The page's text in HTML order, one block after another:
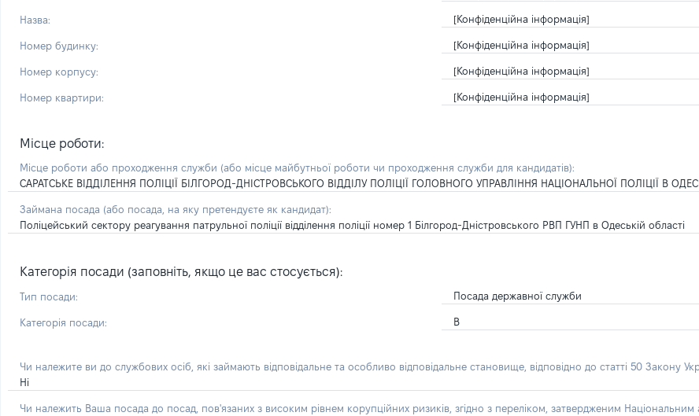
Назва: [Конфіденційна інформація]
Номер будинку: [Конфіденційна інформація]
Номер корпусу: [Конфіденційна інформація]
Номер квартири: [Конфіденційна інформація]
Місце роботи:
Місце роботи або проходження служби (або місце майбутньої роботи чи проходження служби для кандидатів):
САРАТСЬКЕ ВІДДІЛЕННЯ ПОЛІЦІЇ БІЛГОРОД-ДНІСТРОВСЬКОГО ВІДДІЛУ ПОЛІЦІЇ ГОЛОВНОГО УПРАВЛІННЯ НАЦІОНАЛЬНОЇ ПОЛІЦІЇ В
Займана посада (або посада, на яку претендуєте як кандидат):
Поліцейський сектору реагування патрульної поліції відділення поліції номер 1 Білгород-Дністровського РВП ГУНП в Одеській області
Категорія посади (заповніть, якщо це вас стосується):
Тип посади: Посада державної служби
Категорія посади: В
Чи належите ви до службових осіб, які займають відповідальне та особливо відповідальне становище, відповідно до статті 50 Закону
Ні
Чи належить Ваша посада до посад, пов'язаних з високим рівнем корупційних ризиків, згідно з переліком, затвердженим Національним